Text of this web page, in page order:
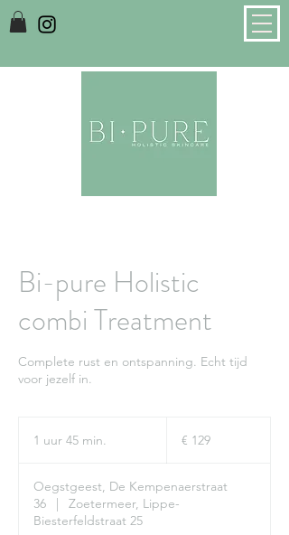
Bi-pure Holistic
combi Treatment
Complete rust en ontspanning. Echt tijd
voor jezelf in.
1 uur 45 min.
4
5
m
€ 129
Oegstgeest, De Kempenaerstraat
36
|
Zoetermeer, Lippe-
Biesterfeldstraat 25